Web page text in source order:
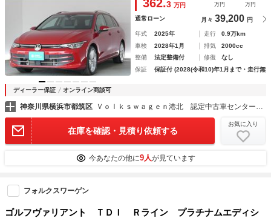
362.3 万円 万円 万円
通常ローン 月々 39,200 円
年式 2025年 走行
0.9万km
車検
2028年1月 排気
2000cc
整備
法定整備付 修復
なし
保証
保証付 (2028(令和10)年1月まで・走行無
ディーラー保証 オンライン商談可
神奈川県横浜市都筑区
在庫を確認・見積り依頼する
お気に入り
今あなたの他に9人が見ています
フォルクスワーゲン
ゴルフヴァリアント ＴＤＩ Ｒライン プラチナムエディシ